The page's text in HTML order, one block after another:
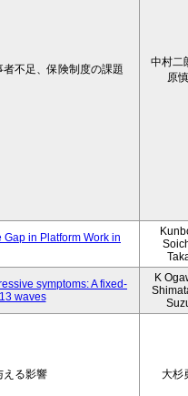
不足、保険制度の課題
中村二
原
in Platform Work in
symptoms: A fixed-
waves
K
える影響 大杉